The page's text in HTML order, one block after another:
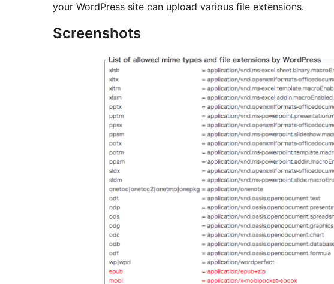
your WordPress site can upload various file extensions.
Screenshots